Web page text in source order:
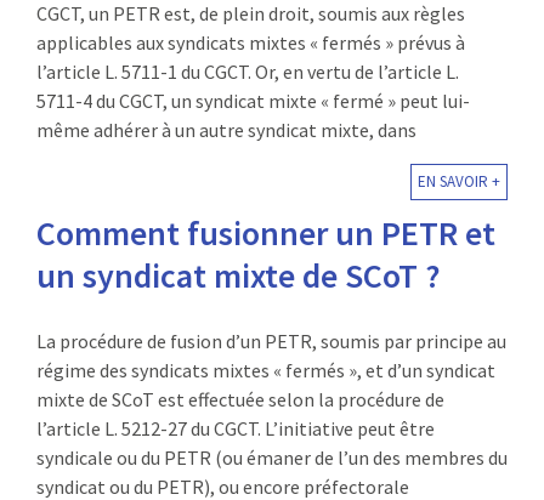
CGCT, un PETR est, de plein droit, soumis aux règles
applicables aux syndicats mixtes « fermés » prévus à
l’article L. 5711-1 du CGCT. Or, en vertu de l’article L.
5711-4 du CGCT, un syndicat mixte « fermé » peut lui-
même adhérer à un autre syndicat mixte, dans
EN SAVOIR +
Comment fusionner un PETR et
un syndicat mixte de SCoT ?
La procédure de fusion d’un PETR, soumis par principe au
régime des syndicats mixtes « fermés », et d’un syndicat
mixte de SCoT est effectuée selon la procédure de
l’article L. 5212-27 du CGCT. L’initiative peut être
syndicale ou du PETR (ou émaner de l’un des membres du
syndicat ou du PETR), ou encore préfectorale